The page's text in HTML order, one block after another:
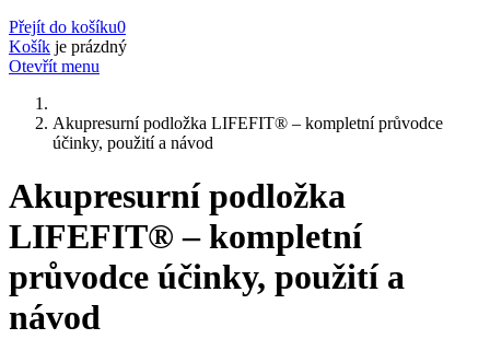
Přejít do košíku0
Košík je prázdný
Otevřít menu
Akupresurní podložka LIFEFIT® – kompletní průvodce
účinky, použití a návod
Akupresurní podložka
LIFEFIT® – kompletní
průvodce účinky, použití a
návod